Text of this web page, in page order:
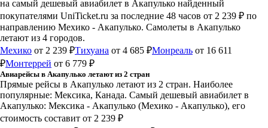
на самый дешевый авиабилет в Акапулько найденный
покупателями UniTicket.ru за последние 48 часов от 2 239 ₽ по
направлению Мехико - Акапулько. Самолеты в Акапулько
летают из 4 городов.
Мехико от 2 239 ₽Тихуана от 4 685 ₽Монреаль от 16 611
₽Монтеррей от 6 779 ₽
Авиарейсы в Акапулько летают из 2 стран
Прямые рейсы в Акапулько летают из 2 стран. Наиболее
популярные: Мексика, Канада. Самый дешевый авиабилет в
Акапулько: Мексика - Акапулько (Мехико - Акапулько), его
стоимость составит от 2 239 ₽